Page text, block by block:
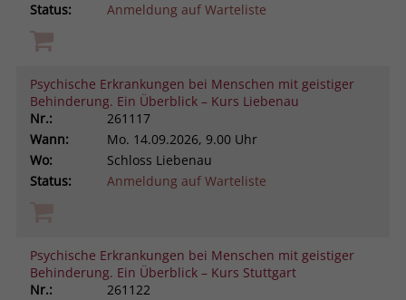
Status:
Anmeldung auf Warteliste
Psychische Erkrankungen bei Menschen mit geistiger
Behinderung. Ein Überblick – Kurs Liebenau
Nr.:
261117
Wann:
Mo. 14.09.2026, 9.00 Uhr
Wo:
Schloss Liebenau
Status:
Anmeldung auf Warteliste
Psychische Erkrankungen bei Menschen mit geistiger
Behinderung. Ein Überblick – Kurs Stuttgart
Nr.:
261122